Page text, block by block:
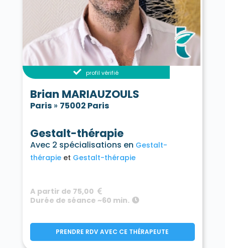
profil vérifié
Brian MARIAUZOULS
Paris» 75002 Paris
Gestalt-thérapie
Avec 2 spécialisations en Gestalt-
thérapie
Gestalt-thérapie
A partir de 75,00
Durée de séance ~60 min.
PRENDRE RDV AVEC CE THÉRAPEUTE